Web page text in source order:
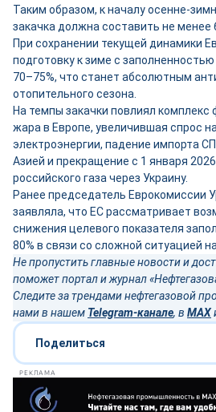
Таким образом, к началу осенне-
закачка должна составить не менее
При сохранении текущей динамики
подготовку к зиме с
70–75%, что станет абсолютным
отопительного сезона.
На темпы закачки повлиял комплекс
жара в Европе, увеличившая спрос
электроэнергии, падение импорта
Азией и прекращение с 1 января
российского газа через Украину.
Ранее председатель Еврокомиссии
заявляла, что ЕС рассматривает
снижения целевого показателя
80% в связи со сложной ситуацией
Не пропустить главные новости и
поможет портал и журнал
Следите за трендами нефтегазовой
нами в нашем Telegram-канале, в MAX
Поделиться
РЕКЛАМА